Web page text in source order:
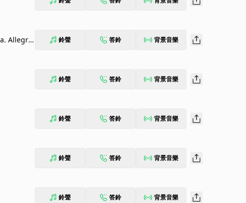
鈴聲 答鈴 背景音樂
鈴聲 答鈴 背景音樂
鈴聲 答鈴 背景音樂
鈴聲 答鈴 背景音樂
鈴聲 答鈴 背景音樂